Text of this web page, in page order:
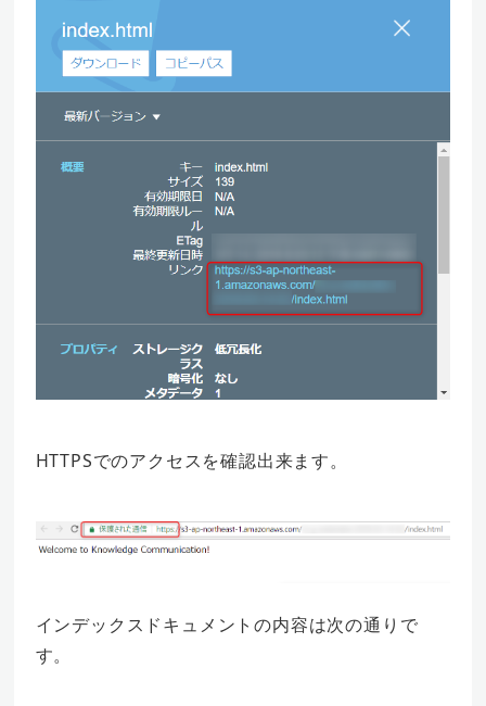
HTTPSでのアクセスを確認出来ます。
インデックスドキュメントの内容は次の通りで
す。